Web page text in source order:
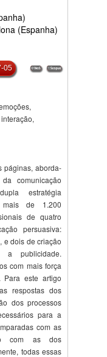
(Espanha)
05
páginas, aborda-
comunicação
estratégia
mais de 1.200
de quatro
persuasiva:
e dois de criação
publicidade.
com mais força
Para este artigo
respostas dos
dos processos
para a
com as
com as dos
todas essas